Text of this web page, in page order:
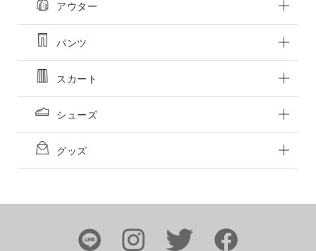
アウター
パンツ
スカート
シューズ
グッズ